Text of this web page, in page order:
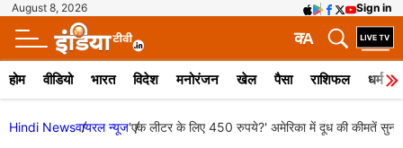
August 8, 2026 Sign in
A
क
होम वीडियो भारत विदेश मनोरंजन खेल पैसा राशिफल धर्म
Hindi Newsवायरल न्‍यूज'एक लीटर के लिए 450 रुपये?' अमेरिका में दूध की कीमतें